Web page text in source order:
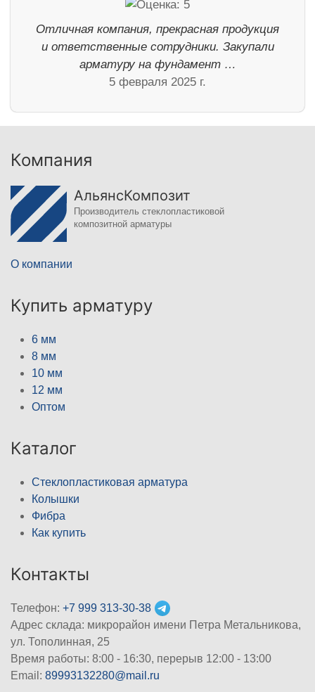
Отличная компания, прекрасная продукция
и ответственные сотрудники. Закупали
арматуру на фундамент …
5 февраля 2025 г.
Компания
АльянсКомпозит
Производитель стеклопластиковой
композитной арматуры
О компании
Купить арматуру
6 мм
8 мм
10 мм
12 мм
Оптом
Каталог
Стеклопластиковая арматура
Колышки
Фибра
Как купить
Контакты
Телефон: +7 999 313-30-38
Адрес склада: микрорайон имени Петра Метальникова,
ул. Тополинная, 25
Время работы: 8:00 - 16:30, перерыв 12:00 - 13:00
Email: 89993132280@mail.ru